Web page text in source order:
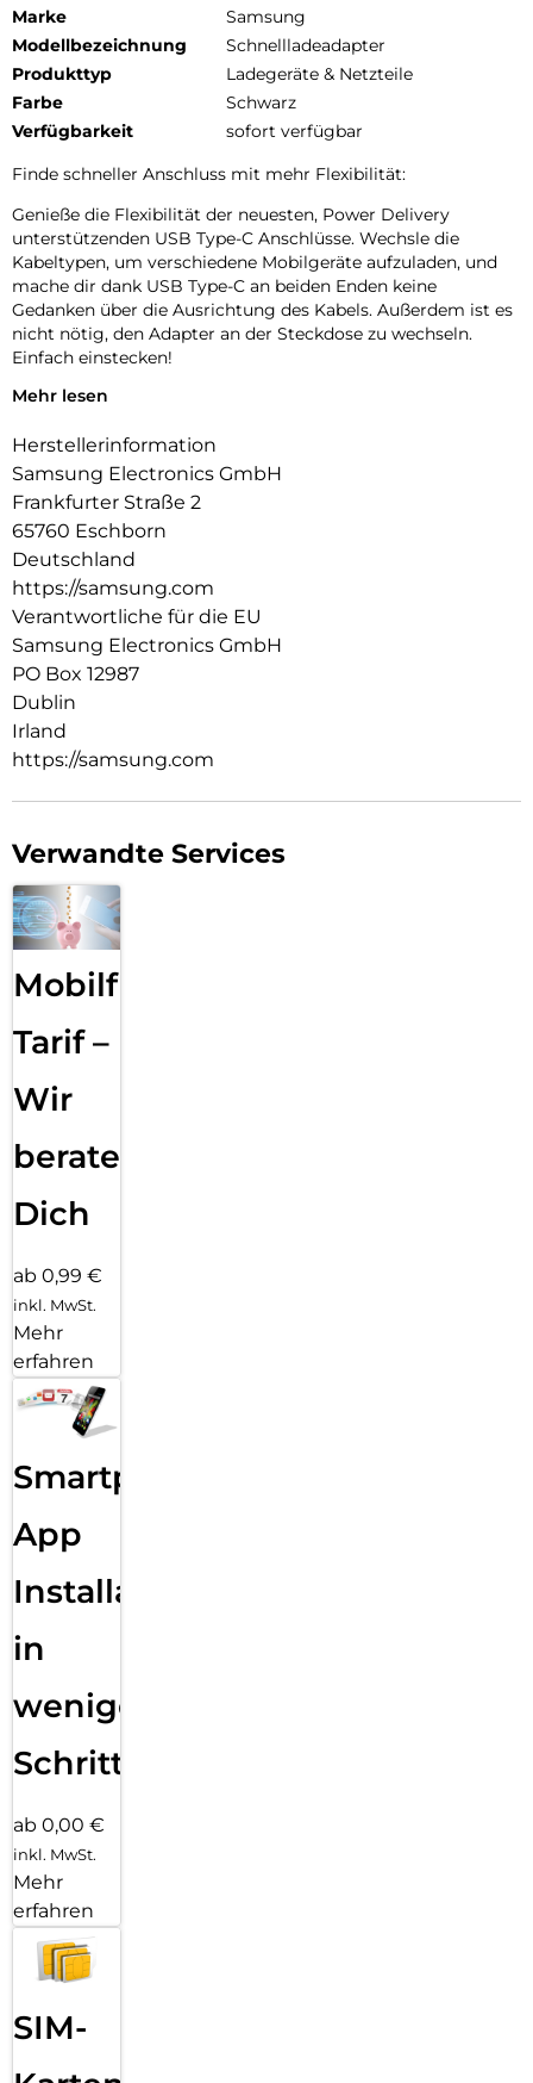
Marke
Samsung
Modellbezeichnung
Schnellladeadapter
Produkttyp
Ladegeräte & Netzteile
Farbe
Schwarz
Verfügbarkeit
sofort verfügbar
Finde schneller Anschluss mit mehr Flexibilität:
Genieße die Flexibilität der neuesten, Power Delivery
unterstützenden USB Type-C Anschlüsse. Wechsle die
Kabeltypen, um verschiedene Mobilgeräte aufzuladen, und
mache dir dank USB Type-C an beiden Enden keine
Gedanken über die Ausrichtung des Kabels. Außerdem ist es
nicht nötig, den Adapter an der Steckdose zu wechseln.
Einfach einstecken!
15 W Schnellladen, um bereit zu sein:
Gib deinen Geräten die leistungsstarke Ladeunterstützung,
die sie verdienen. Genieße 15 Watt-Schnellladen mit einer
breiten Palette an technischen Geräten mit USB Type-C-
Anschluss.
Sichere Stromversorgung für dein Gerät:
Schütze deine Geräte vor Überstrom, Kurzschlüssen und
hohen Temperaturen. Lade dein Gerät auch in instabilen
elektrischen Umgebungen sicher auf, ohne dir Gedanken
über Rauschen und Leckstrom machen zu müssen.
Mehr lesen
Herstellerinformation
Samsung Electronics GmbH
Frankfurter Straße 2
65760 Eschborn
Deutschland
https://samsung.com
Verantwortliche für die EU
Samsung Electronics GmbH
PO Box 12987
Dublin
Irland
https://samsung.com
Verwandte Services
Mobilfunk
Tarif –
Wir
beraten
Dich
ab 0,99 €
inkl. MwSt.
Mehr
erfahren
Smartphone
App
Installation
in
wenigen
Schritten
ab 0,00 €
inkl. MwSt.
Mehr
erfahren
SIM-